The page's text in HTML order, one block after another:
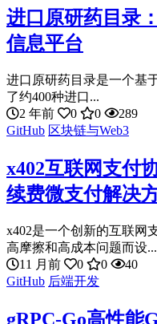
进口原研药目录
信息平台
进口原研药目录是一个基
了约400种进口...
2 年前
0 0
289
GitHub 区块链与Web3
x402互联网支付
续费微支付解决
x402是一个创新的互联网
高摩擦和高成本问题而设...
11 月前
0 0
40
GitHub 后端开发
gRPC-Go高性能